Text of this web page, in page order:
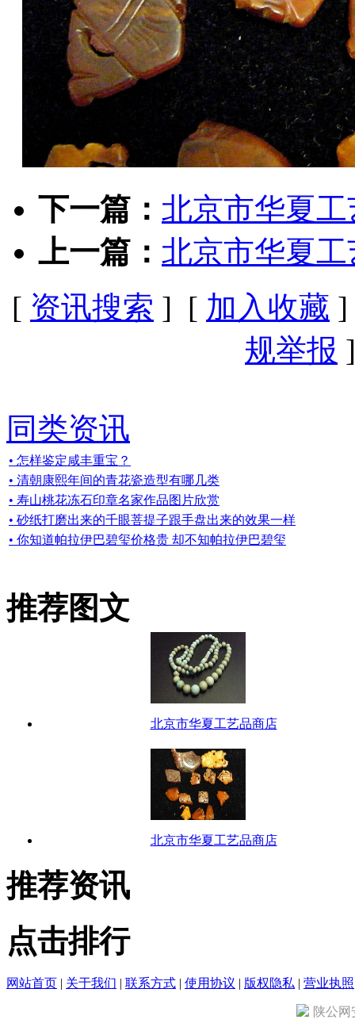
下一篇： 北京市华夏
上一篇： 北京市华夏
[ 资讯搜索 ] [ 加入收藏
规举报
同类资讯
• 怎样鉴定咸丰重宝？
• 清朝康熙年间的青花瓷造型有哪几类
• 寿山桃花冻石印章名家作品图片欣赏
• 砂纸打磨出来的千眼菩提子跟手盘出来的效果一样
• 你知道帕拉伊巴碧玺价格贵 却不知帕拉伊巴碧玺
推荐图文
北京市华夏工艺品商店
北京市华夏工艺品商店
推荐资讯
点击排行
网站首页 | 关于我们 | 联系方式 | 使用协议 | 版权隐私 | 营业执照
陕公网